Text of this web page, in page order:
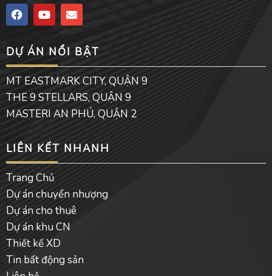
F
a
c
b
o
o
k
Y
o
u
u
b
e
E
n
v
o
p
e
DỰ ÁN NỔI BẬT
MT EASTMARK CITY, QUẬN 9
THE 9 STELLARS, QUẬN 9
MASTERI AN PHÚ, QUẬN 2
LIÊN KẾT NHANH
Trang Chủ
Dự án chuyển nhượng
Dự án cho thuê
Dự án khu CN
Thiết kế XD
Tin bất động sản